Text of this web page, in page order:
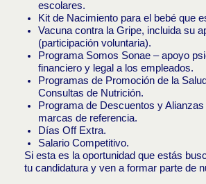
escolares.
Kit de Nacimiento para el bebé que
Vacuna contra la Gripe, incluida su
(participación voluntaria).
Programa Somos Sonae – apoyo
financiero y legal a los empleados.
Programas de Promoción de la
Consultas de Nutrición.
Programa de Descuentos y
marcas de referencia.
Días Off Extra.
Salario Competitivo.
Si esta es la oportunidad que estás
tu candidatura y ven a formar parte de